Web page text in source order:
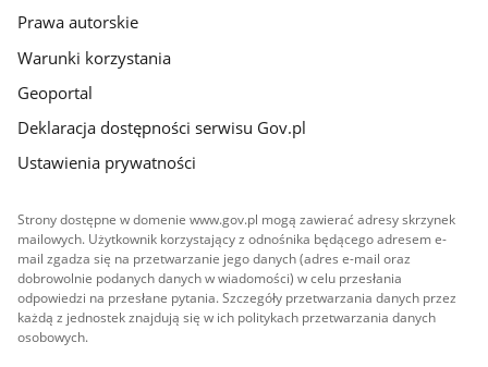
Prawa autorskie
Warunki korzystania
Geoportal
Deklaracja dostępności serwisu Gov.pl
Ustawienia prywatności
Strony dostępne w domenie www.gov.pl mogą zawierać adresy skrzynek
mailowych. Użytkownik korzystający z odnośnika będącego adresem e-
mail zgadza się na przetwarzanie jego danych (adres e-mail oraz
dobrowolnie podanych danych w wiadomości) w celu przesłania
odpowiedzi na przesłane pytania. Szczegóły przetwarzania danych przez
każdą z jednostek znajdują się w ich politykach przetwarzania danych
osobowych.